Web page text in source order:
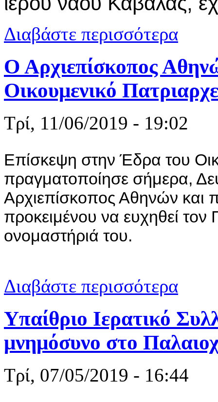
Διαβάστε περισσότερα
Ο Αρχιεπίσκοπος
Οικουμενικό
Τρί, 11/06/2019 - 19:02
Επίσκεψη στην Έδρα του
πραγματοποίησε σήμερα,
Αρχιεπίσκοπος Αθηνών και
προκειμένου να ευχηθεί τον
ονομαστήριά του.
Διαβάστε περισσότερα
Υπαίθριο Ιερατικό
μνημόσυνο στο
Τρί, 07/05/2019 - 16:44